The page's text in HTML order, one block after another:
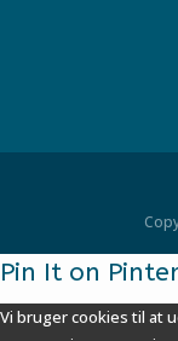
Pin It on
Vi bruger cookies til at